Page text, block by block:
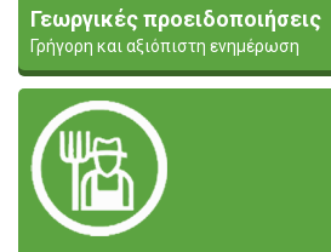
Γεωργικές προειδοποιήσεις
Γρήγορη και αξιόπιστη ενημέρωση